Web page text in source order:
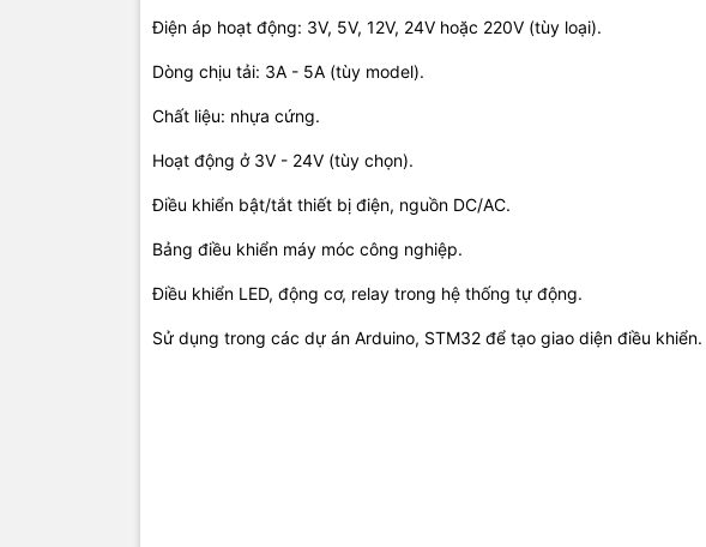
Điện áp hoạt động: 3V, 5V, 12V, 24V hoặc 220V (tùy loại).
Dòng chịu tải: 3A - 5A (tùy model).
Chất liệu: nhựa cứng.
Hoạt động ở 3V - 24V (tùy chọn).
Điều khiển bật/tắt thiết bị điện, nguồn DC/AC.
Bảng điều khiển máy móc công nghiệp.
Điều khiển LED, động cơ, relay trong hệ thống tự động.
Sử dụng trong các dự án Arduino, STM32 để tạo giao diện điều khiển.